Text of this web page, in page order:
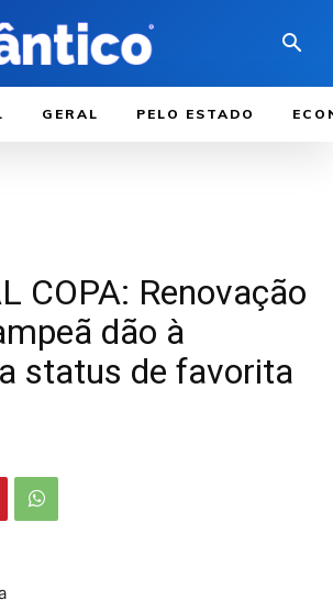
GERAL PELO ESTADO
COPA: Renovação
dão à
status de favorita